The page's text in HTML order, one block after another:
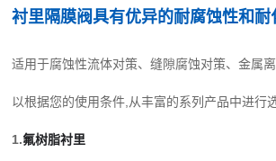
衬里隔膜阀具有优异的耐腐蚀性和耐
适用于腐蚀性流体对策、缝隙腐蚀对策、金属
以根据您的使用条件,从丰富的系列产品中进行
1.氟树脂衬里